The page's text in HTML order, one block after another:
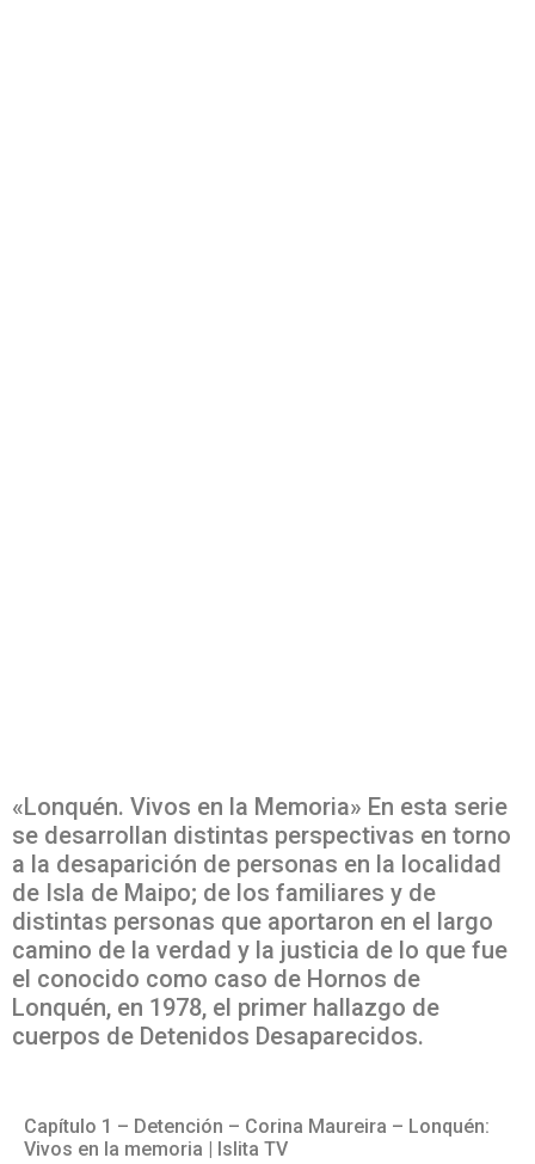
«Lonquén. Vivos en la Memoria» En esta serie
se desarrollan distintas perspectivas en torno
a la desaparición de personas en la localidad
de Isla de Maipo; de los familiares y de
distintas personas que aportaron en el largo
camino de la verdad y la justicia de lo que fue
el conocido como caso de Hornos de
Lonquén, en 1978, el primer hallazgo de
cuerpos de Detenidos Desaparecidos.
Capítulo 1 – Detención – Corina Maureira – Lonquén:
Vivos en la memoria | Islita TV